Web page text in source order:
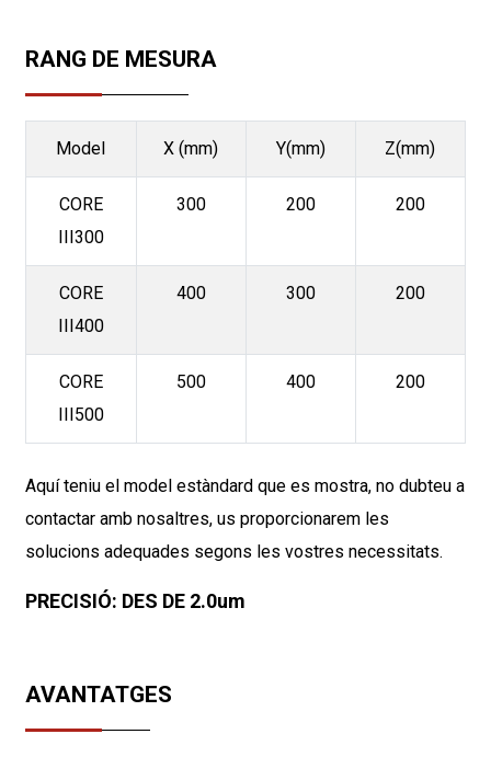
RANG DE MESURA
Model X (mm) Y(mm) Z(mm)
CORE
III300
300 200 200
CORE
III400
400 300 200
CORE
III500
500 400 200
Aquí teniu el model estàndard que es mostra, no dubteu a
contactar amb nosaltres, us proporcionarem les
solucions adequades segons les vostres necessitats.
PRECISIÓ: DES DE 2.0um
AVANTATGES